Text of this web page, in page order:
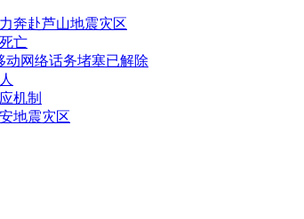
机制
奔赴芦山地震灾区
亡
动网络话务堵塞已解除
机制
地震灾区